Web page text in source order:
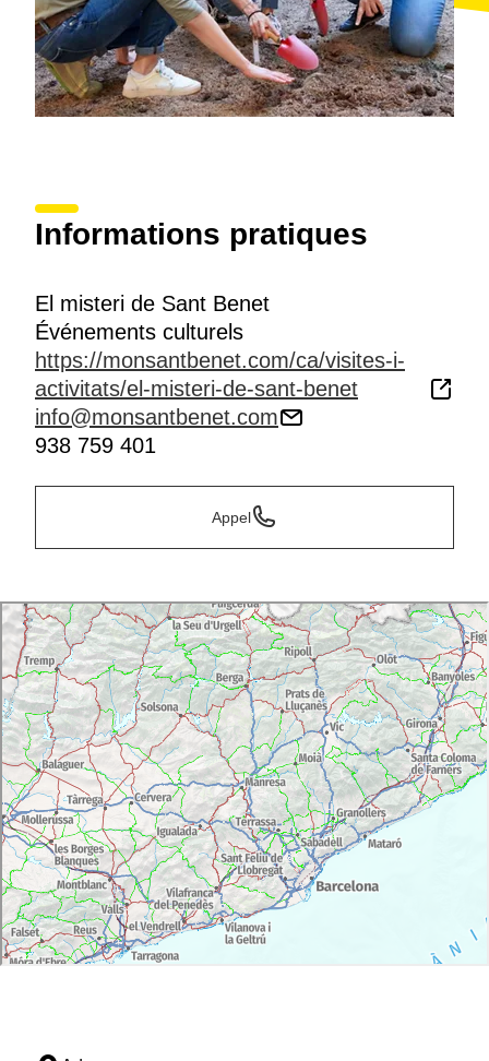
Informations pratiques
El misteri de Sant Benet
Événements culturels
https://monsantbenet.com/ca/visites-i-
activitats/el-misteri-de-sant-benet
info@monsantbenet.com
938 759 401
Appel